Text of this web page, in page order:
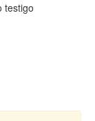
testigo